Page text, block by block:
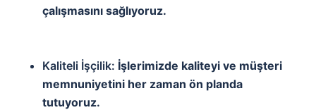
çalışmasını sağlıyoruz.
Kaliteli İşçilik: İşlerimizde kaliteyi ve müşteri
memnuniyetini her zaman ön planda
tutuyoruz.